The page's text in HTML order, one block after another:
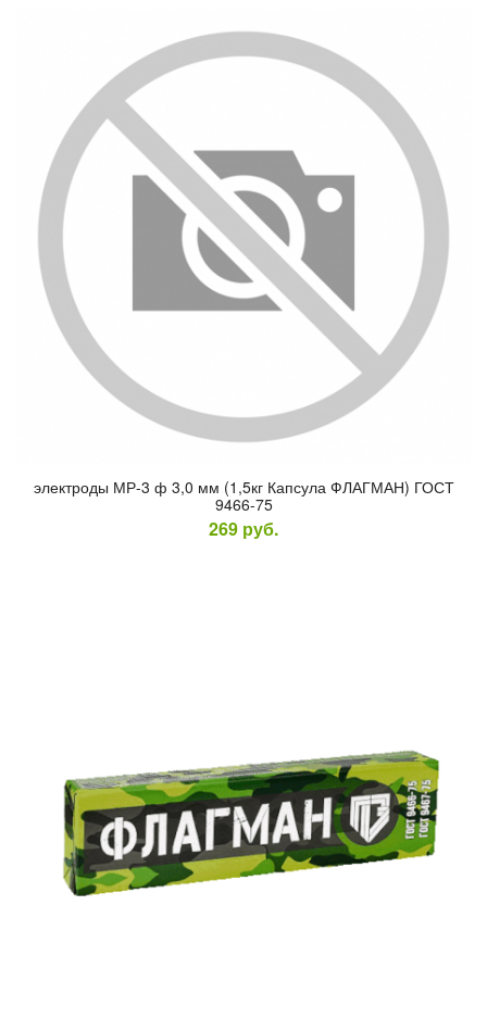
элек­тро­ды МР-3 ф 3,0 мм (1,5кг Кап­су­ла ФЛАГ­МАН) ГОСТ
9466-75
269 руб.